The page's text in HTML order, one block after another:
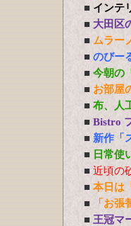
■ インテ
■ 大田区
■ ムラー
■ のびー
■ 今朝の
■ お部屋
■ 布、人
■ Bistro
■ 新作「
■ 日常使
■ 近頃の
■ 本日は
■
「お
■ 王冠マ